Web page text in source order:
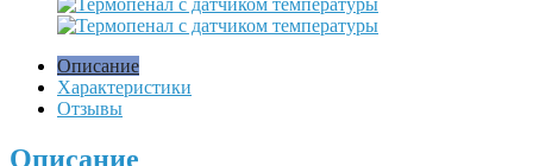
Описание
Характеристики
Отзывы
Описание